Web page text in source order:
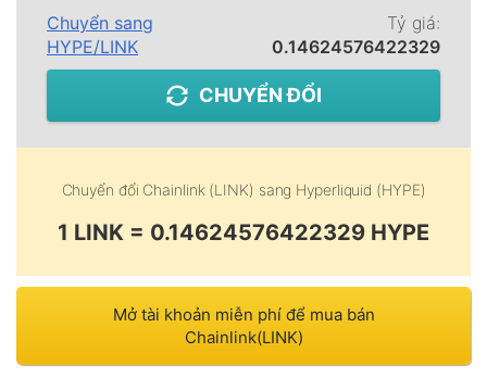
Chuyển sang
HYPE/LINK
Tỷ giá:
0.14624576422329
CHUYỂN ĐỔI
Chuyển đổi Chainlink (LINK) sang Hyperliquid (HYPE)
1 LINK = 0.14624576422329 HYPE
Mở tài khoản miễn phí để mua bán
Chainlink(LINK)